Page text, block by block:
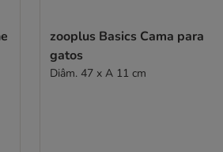
zooplus Basics Cama para
gatos
Diâm. 47 x A 11 cm